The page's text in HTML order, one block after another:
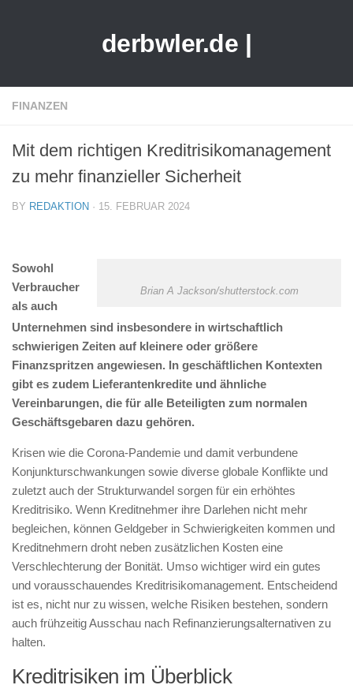
derbwler.de |
FINANZEN
Mit dem richtigen Kreditrisikomanagement
zu mehr finanzieller Sicherheit
BY REDAKTION · 15. FEBRUAR 2024
Brian A Jackson/shutterstock.com
Sowohl
Verbraucher
als auch
Unternehmen sind insbesondere in wirtschaftlich
schwierigen Zeiten auf kleinere oder größere
Finanzspritzen angewiesen. In geschäftlichen Kontexten
gibt es zudem Lieferantenkredite und ähnliche
Vereinbarungen, die für alle Beteiligten zum normalen
Geschäftsgebaren dazu gehören.
Krisen wie die Corona-Pandemie und damit verbundene
Konjunkturschwankungen sowie diverse globale Konflikte und
zuletzt auch der Strukturwandel sorgen für ein erhöhtes
Kreditrisiko. Wenn Kreditnehmer ihre Darlehen nicht mehr
begleichen, können Geldgeber in Schwierigkeiten kommen und
Kreditnehmern droht neben zusätzlichen Kosten eine
Verschlechterung der Bonität. Umso wichtiger wird ein gutes
und vorausschauendes Kreditrisikomanagement. Entscheidend
ist es, nicht nur zu wissen, welche Risiken bestehen, sondern
auch frühzeitig Ausschau nach Refinanzierungsalternativen zu
halten.
Kreditrisiken im Überblick